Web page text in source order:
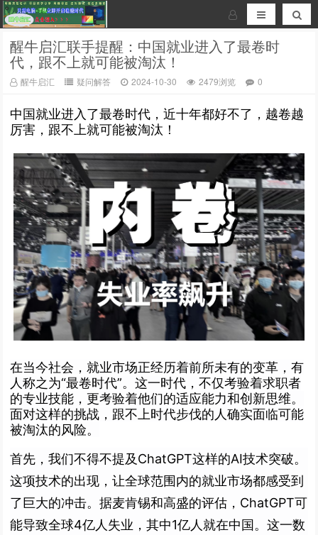
醒牛启汇联手提醒：中国就业进入了最卷时
代，跟不上就可能被淘汰！
醒牛启汇 疑问解答 2024-10-30 2479浏览 0
中国就业进入了最卷时代，近十年都好不了，越卷越
厉害，跟不上就可能被淘汰！
在当今社会，就业市场正经历着前所未有的变革，有
人称之为“最卷时代”。这一时代，不仅考验着求职者
的专业技能，更考验着他们的适应能力和创新思维。
面对这样的挑战，跟不上时代步伐的人确实面临可能
被淘汰的风险。
首先，我们不得不提及ChatGPT这样的AI技术突破。
这项技术的出现，让全球范围内的就业市场都感受到
了巨大的冲击。据麦肯锡和高盛的评估，ChatGPT可
能导致全球4亿人失业，其中1亿人就在中国。这一数